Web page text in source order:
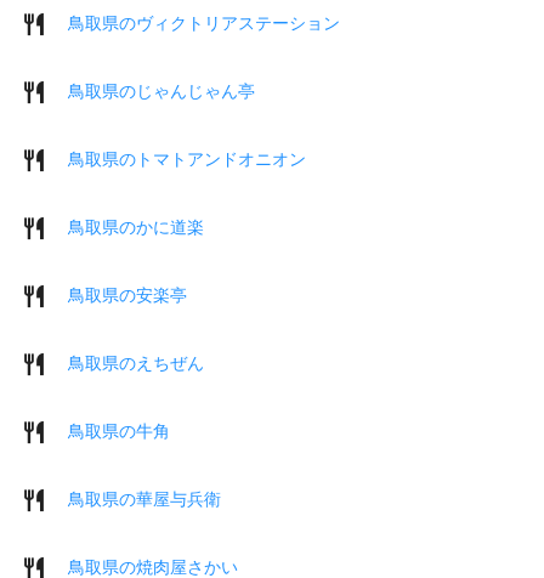
鳥取県のヴィクトリアステーション
鳥取県のじゃんじゃん亭
鳥取県のトマトアンドオニオン
鳥取県のかに道楽
鳥取県の安楽亭
鳥取県のえちぜん
鳥取県の牛角
鳥取県の華屋与兵衛
鳥取県の焼肉屋さかい